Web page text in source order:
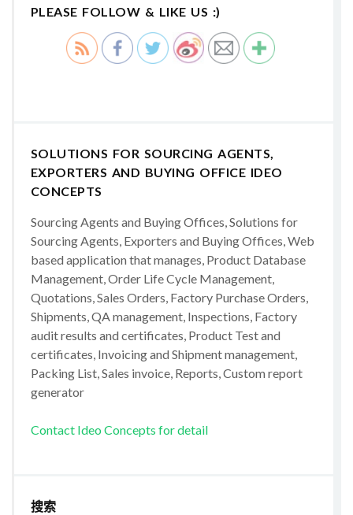
PLEASE FOLLOW & LIKE US :)
SOLUTIONS FOR SOURCING AGENTS,
EXPORTERS AND BUYING OFFICE IDEO
CONCEPTS
Sourcing Agents and Buying Offices, Solutions for
Sourcing Agents, Exporters and Buying Offices, Web
based application that manages, Product Database
Management, Order Life Cycle Management,
Quotations, Sales Orders, Factory Purchase Orders,
Shipments, QA management, Inspections, Factory
audit results and certificates, Product Test and
certificates, Invoicing and Shipment management,
Packing List, Sales invoice, Reports, Custom report
generator
Contact Ideo Concepts for detail
搜索